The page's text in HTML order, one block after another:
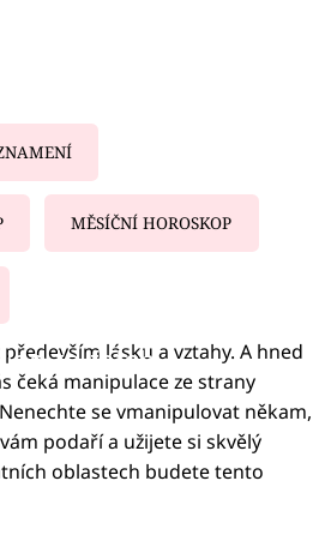
MĚSÍČNÍ HOROSKOP
to fetch
lásku a vztahy. A hned
čeká manipulace ze strany
se vmanipulovat někam,
podaří a užijete si skvělý
oblastech budete tento